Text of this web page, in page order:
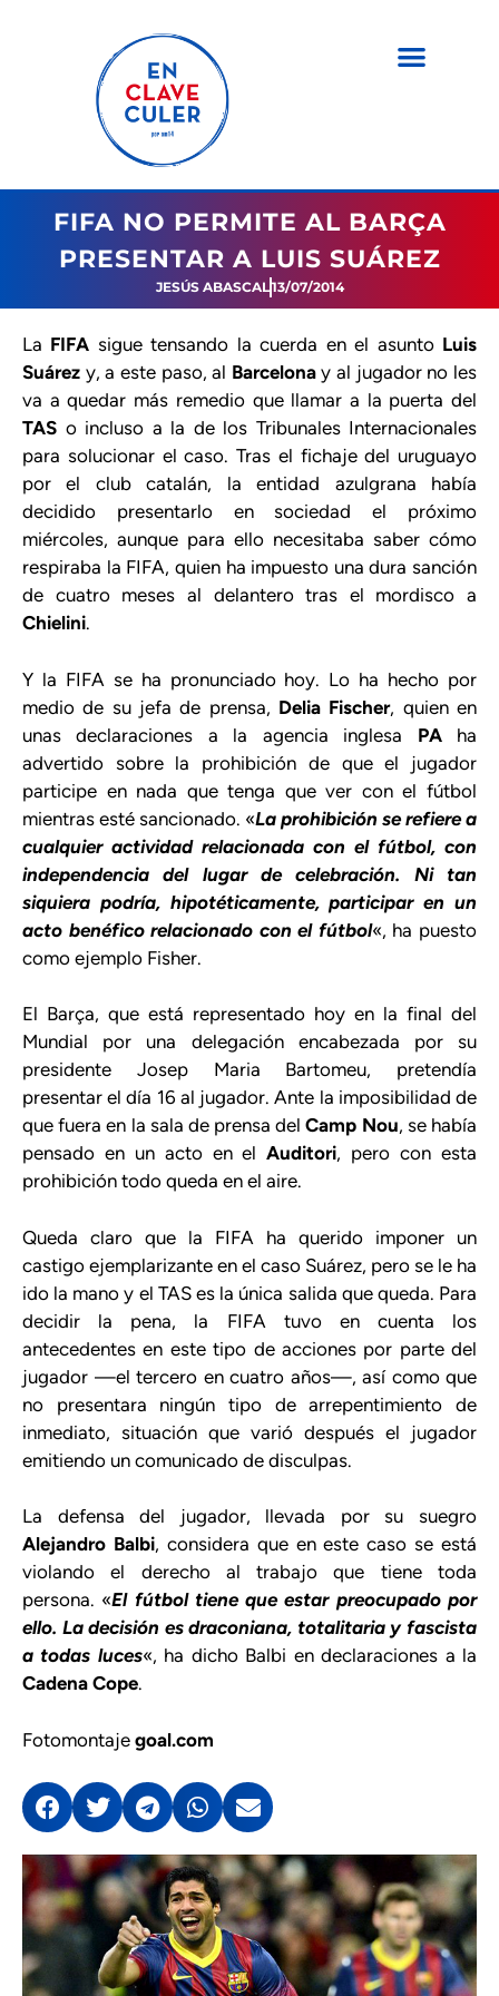
FIFA NO PERMITE AL BARÇA
PRESENTAR A LUIS SUÁREZ
JESÚS ABASCAL13/07/2014
La FIFA sigue tensando la cuerda en el asunto Luis
Suárez y, a este paso, al Barcelonay al jugador no les
va a quedar más remedio que llamar a la puerta del
TAS o incluso a la de los Tribunales Internacionales
para solucionar el caso. Tras el fichaje del uruguayo
por el club catalán, la entidad azulgrana había
decidido presentarlo en sociedad el próximo
miércoles, aunque para ello necesitaba saber cómo
respiraba la FIFA, quien ha impuesto una dura sanción
de cuatro meses al delantero tras el mordisco a
Chielini.
Y la FIFA se ha pronunciado hoy. Lo ha hecho por
medio de su jefa de prensa, Delia Fischer, quien en
unas declaraciones a la agencia inglesa PAha
advertido sobre la prohibición de que el jugador
participe en nada que tenga que ver con el fútbol
mientras esté sancionado. «La prohibición se refiere a
cualquier actividad relacionada con el fútbol, con
independencia del lugar de celebración. Ni tan
siquiera podría, hipotéticamente, participar en un
acto benéfico relacionado con el fútbol«, ha puesto
como ejemplo Fisher.
El Barça, que está representado hoy en la final del
Mundial por una delegación encabezada por su
presidente Josep Maria Bartomeu, pretendía
presentar el día 16 al jugador. Ante la imposibilidad de
que fuera en la sala de prensa delCamp Nou, se había
pensado en un acto en elAuditori, pero con esta
prohibición todo queda en el aire.
Queda claro que la FIFA ha querido imponer un
castigo ejemplarizante en el caso Suárez, pero se le ha
ido la mano y el TAS es la única salida que queda. Para
decidir la pena, la FIFA tuvo en cuenta los
antecedentes en este tipo de acciones por parte del
jugador —el tercero en cuatro años—, así como que
no presentara ningún tipo de arrepentimiento de
inmediato, situación que varió después el jugador
emitiendo un comunicado de disculpas.
La defensa del jugador, llevada por su suegro
Alejandro Balbi, considera que en este caso se está
violando el derecho al trabajo que tiene toda
persona. «El fútbol tiene que estar preocupado por
ello. La decisión es draconiana, totalitaria y fascista
a todas luces«, ha dicho Balbi en declaraciones a la
Cadena Cope.
Fotomontaje goal.com